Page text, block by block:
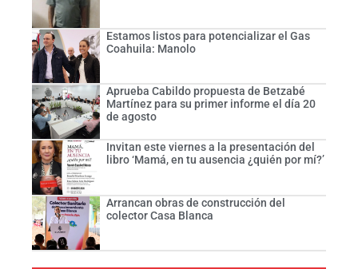
Estamos listos para potencializar el Gas
Coahuila: Manolo
Aprueba Cabildo propuesta de Betzabé
Martínez para su primer informe el día 20
de agosto
Invitan este viernes a la presentación del
libro ‘Mamá, en tu ausencia ¿quién por mí?’
Arrancan obras de construcción del
colector Casa Blanca